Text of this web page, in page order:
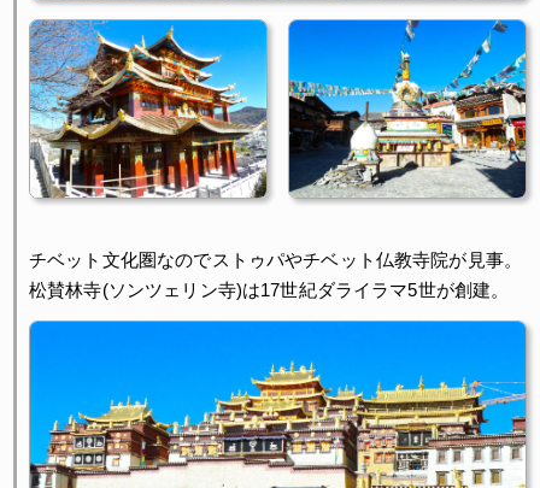
チベット文化圏なのでストゥパやチベット仏教寺院が見事。
松賛林寺(ソンツェリン寺)は17世紀ダライラマ5世が創建。